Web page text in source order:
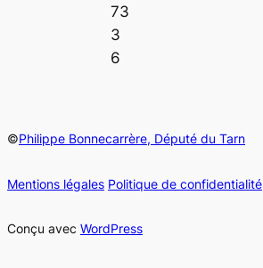
73
3
6
©Philippe Bonnecarrère, Député du Tarn
Mentions légales Politique de confidentialité
Conçu avec WordPress